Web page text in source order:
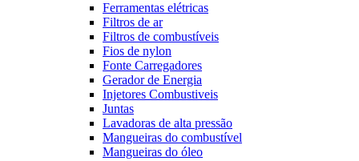
Ferramentas elétricas
Filtros de ar
Filtros de combustíveis
Fios de nylon
Fonte Carregadores
Gerador de Energia
Injetores Combustiveis
Juntas
Lavadoras de alta pressão
Mangueiras do combustível
Mangueiras do óleo